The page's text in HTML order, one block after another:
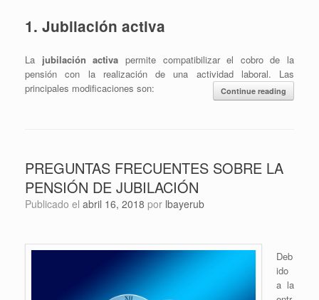
1. Jubilación activa
La jubilación activa permite compatibilizar el cobro de la
pensión con la realización de una actividad laboral. Las
principales modificaciones son:​
Continue reading
PREGUNTAS FRECUENTES SOBRE LA
PENSIÓN DE JUBILACIÓN
Publicado el abril 16, 2018 por lbayerub
Deb
ido
a la